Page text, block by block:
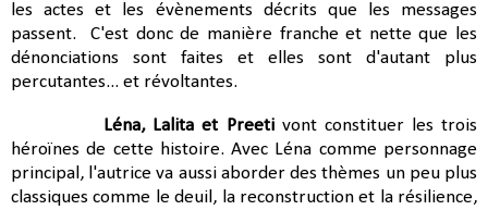
les actes et les évènements décrits que les messages
passent.
C'est donc de manière franche et nette que les
dénonciations sont faites et elles sont d'autant plus
percutantes... et révoltantes.
Léna, Lalita et Preetivont constituer les trois
héroïnes de cette histoire. Avec Léna comme personnage
principal, l'autrice va aussi aborder des thèmes un peu plus
classiques comme le deuil, la reconstruction et la résilience,